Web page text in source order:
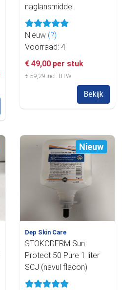
naglansmiddel
Nieuw (?)
Voorraad: 4
€ 49,00 per stuk
€ 59,29 incl. BTW
Bekijk
Nieuw
Dep Skin Care
STOKODERM Sun
Protect 50 Pure 1 liter
SCJ (navul flacon)